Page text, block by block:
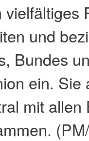
und
Bundes
ein. Sie
mit allen